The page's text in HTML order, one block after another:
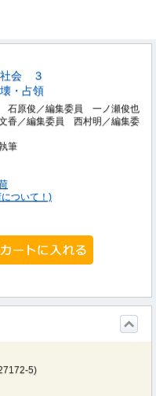
社会 ３
・占領
石原俊／編集委員 一ノ瀬俊也
香／編集委員 西村明／編集委
筆
ついて！)
5)